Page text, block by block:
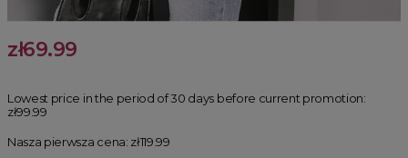
zł69.99
Lowest price in the period of 30 days before current promotion:
zł99.99
Nasza pierwsza cena: zł119.99